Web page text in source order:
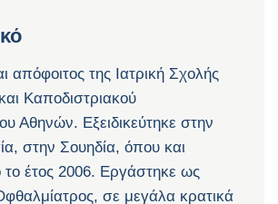
απόφοιτος της Ιατρική Σχολής
Καποδιστριακού
Αθηνών. Εξειδικεύτηκε στην
στην Σουηδία, όπου και
το έτος 2006. Εργάστηκε ως
σε μεγάλα κρατικά